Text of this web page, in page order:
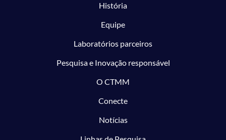
História
Equipe
Laboratórios parceiros
Pesquisa e Inovação responsável
O CTMM
Conecte
Notícias